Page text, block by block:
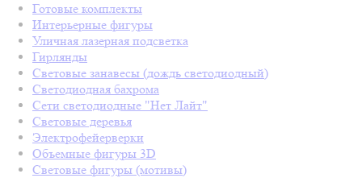
Готовые комплекты
Интерьерные фигуры
Уличная лазерная подсветка
Гирлянды
Световые занавесы (дождь светодиодный)
Светодиодная бахрома
Сети светодиодные "Нет Лайт"
Световые деревья
Электрофейерверки
Объемные фигуры 3D
Световые фигуры (мотивы)